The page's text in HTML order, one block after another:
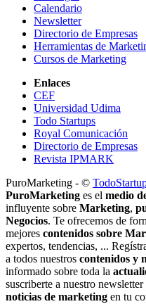
Calendario
Newsletter
Directorio de Empresas
Herramientas de
Cursos de Marketing
Enlaces
CEF
Universidad Udima
Todo Startups
Royal Comunicación
Directorio de Empresas
Revista IPMARK
PuroMarketing - ©
PuroMarketing es el medio
influyente sobre Marketing,
Negocios. Te ofrecemos de
mejores contenidos sobre
expertos, tendencias, ...
a todos nuestros contenidos y
informado sobre toda la
suscriberte a nuestro
noticias de marketing en tu